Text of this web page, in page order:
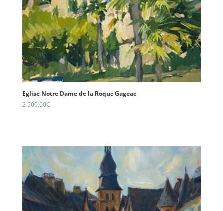
Eglise Notre Dame de la Roque Gageac
2 500,00€